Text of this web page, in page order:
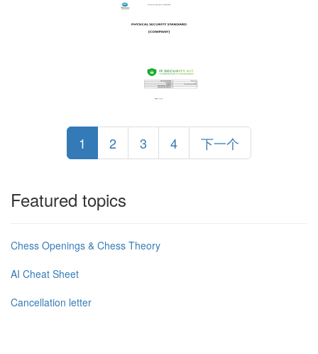
1 2 3 4 下一个
Featured topics
Chess Openings & Chess Theory
AI Cheat Sheet
Cancellation letter